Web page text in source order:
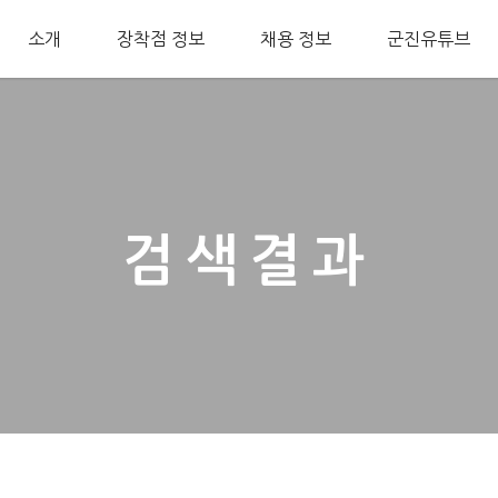
소개 장착점 정보 채용 정보 군진유튜브
검색결과